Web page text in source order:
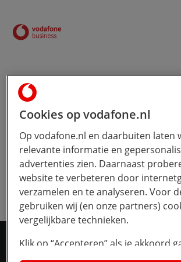
Bedankt voor uw interesse!
U ontvangt het e-book zo snel mogelijk
mail.
Ga terug naar de homepage
Cookies op vodafone.nl
Op vodafone.nl en daarbuiten laten
relevante informatie en
advertenties zien. Daarnaast
website te verbeteren door
verzamelen en te analyseren. Voor
gebruiken wij (en onze partners)
vergelijkbare technieken.
Klik op “Accepteren” als je akkoord
cookies. Kies je voor “Nee, liever